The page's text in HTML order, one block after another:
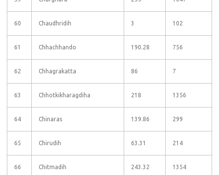
60 Chaudhridih 3 102
61 Chhachhando 190.28 756
62 Chhagrakatta 86 7
63 Chhotkikharagdiha 218 1356
64 Chinaras 139.86 299
65 Chirudih 63.31 214
66 Chitmadih 243.32 1354